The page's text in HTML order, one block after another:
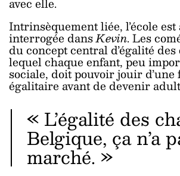
Intrinsèquement liée, l’école
interrogée dansKevin. Les
du concept central d’égalité
lequel chaque enfant, peu
sociale, doit pouvoir jouir
égalitaire avant de devenir
« L’égalité des
Belgique, ça n’a
marché. »